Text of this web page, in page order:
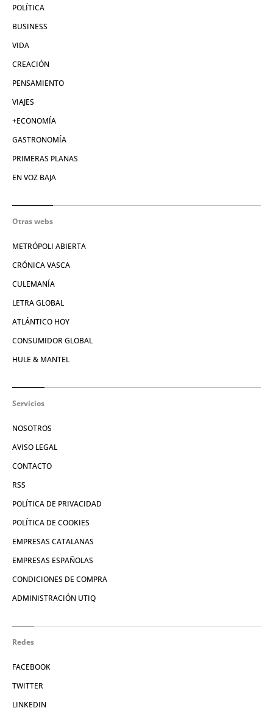
POLÍTICA
BUSINESS
VIDA
CREACIÓN
PENSAMIENTO
VIAJES
+ECONOMÍA
GASTRONOMÍA
PRIMERAS PLANAS
EN VOZ BAJA
Otras webs
METRÓPOLI ABIERTA
CRÓNICA VASCA
CULEMANÍA
LETRA GLOBAL
ATLÁNTICO HOY
CONSUMIDOR GLOBAL
HULE & MANTEL
Servicios
NOSOTROS
AVISO LEGAL
CONTACTO
RSS
POLÍTICA DE PRIVACIDAD
POLÍTICA DE COOKIES
EMPRESAS CATALANAS
EMPRESAS ESPAÑOLAS
CONDICIONES DE COMPRA
ADMINISTRACIÓN UTIQ
Redes
FACEBOOK
TWITTER
LINKEDIN